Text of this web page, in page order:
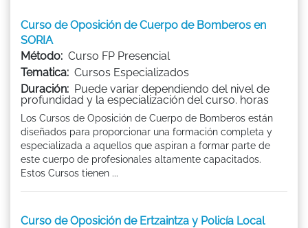
Curso de Oposición de Cuerpo de Bomberos en
SORIA
Método: Curso FP Presencial
Tematica: Cursos Especializados
Duración: Puede variar dependiendo del nivel de
profundidad y la especialización del curso. horas
Los Cursos de Oposición de Cuerpo de Bomberos están
diseñados para proporcionar una formación completa y
especializada a aquellos que aspiran a formar parte de
este cuerpo de profesionales altamente capacitados.
Estos Cursos tienen ...
Curso de Oposición de Ertzaintza y Policía Local